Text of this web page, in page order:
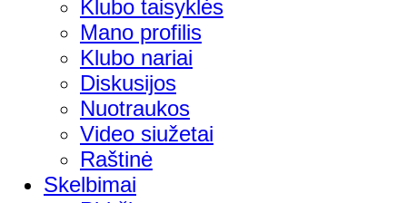
Klubo taisyklės
Mano profilis
Klubo nariai
Diskusijos
Nuotraukos
Video siužetai
Raštinė
Skelbimai